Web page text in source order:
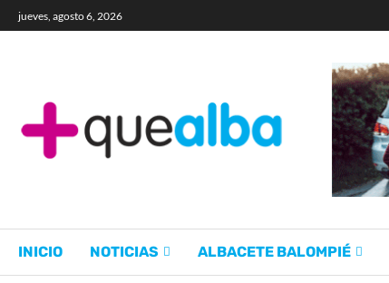
jueves, agosto 6, 2026
INICIO NOTICIAS ALBACETE BALOMPIÉ